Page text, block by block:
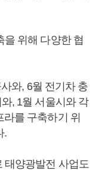
을 위해 다양한 협
와, 6월 전기차 충
, 1월 서울시와 각
를 구축하기 위
.
태양광발전 사업도